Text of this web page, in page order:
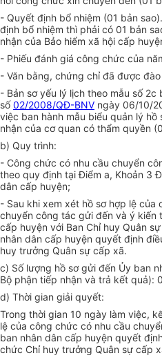
- Quyết định bổ nhiệm (01 bản
định bổ nhiệm thì phải có 01 bản
nhận của Bảo hiểm xã hội cấp
- Phiếu đánh giá công chức của nă
- Văn bằng, chứng chỉ đã được
- Bản sơ yếu lý lịch theo mẫu số
số02/2008/QĐ-BNV ngày 06/10/
việc ban hành mẫu biểu quản lý hồ
nhận của cơ quan có thẩm quyền
b) Quy trình:
- Công chức có nhu cầu chuyển
theo quy định tại Điểm a, Khoản 3
dân cấp huyện;
- Sau khi xem xét hồ sơ hợp lệ
chuyển công tác gửi đến và ý kiến
cấp huyện với Ban Chỉ huy Quân
nhân dân cấp huyện quyết định
huy trưởng Quân sự cấp xã.
c) Số lượng hồ sơ gửi đến Ủy ban
Bộ phận tiếp nhận và trả kết quả):
d) Thời gian giải quyết:
Trong thời gian 10 ngày làm việc,
lệ của công chức có nhu cầu
ban nhân dân cấp huyện quyết
chức Chỉ huy trưởng Quân sự cấp